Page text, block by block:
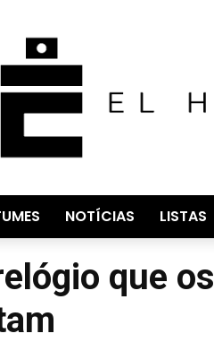
NOTÍCIAS LISTAS
que os